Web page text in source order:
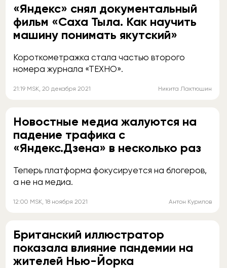
«Яндекс» снял документальный
фильм «Саха Тыла. Как научить
машину понимать якутский»
Короткометражка стала частью второго
номера журнала «ТЕХНО».
21:19 MSK , 20 декабря 2021 Никита Лактюшин
Новостные медиа жалуются на
падение трафика с
«Яндекс.Дзена» в несколько раз
Теперь платформа фокусируется на блогеров,
а не на медиа.
12:00 MSK , 18 ноября 2021 Антон Курилов
Британский иллюстратор
показала влияние пандемии на
жителей Нью-Йорка